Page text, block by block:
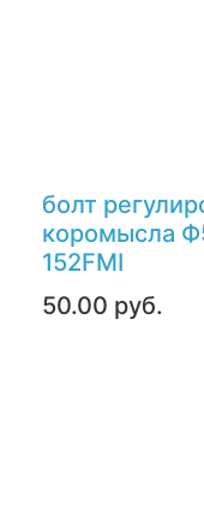
болт
коромысла
152FMI
50.00 руб.